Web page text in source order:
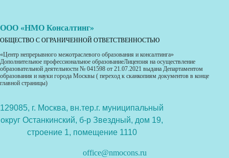
ООО «НМО Консалтинг»
ОБЩЕСТВО С ОГРАНИЧЕННОЙ ОТВЕТСТВЕННОСТЬЮ
«Центр непрерывного межотраслевого образования и консалтинга»
Дополнительное профессиональное образованиеЛицензия на осуществление
образовательной деятельности № 041598 от 21.07.2021 выдана Департаментом
образования и науки города Москвы ( переход к сканкопиям документов в конце
главной страницы)
129085, г. Москва, вн.тер.г. муниципальный
округ Останкинский, б-р Звездный, дом 19,
строение 1, помещение 1110
office@nmocons.ru